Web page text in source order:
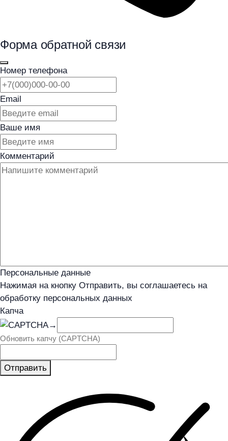
Форма обратной связи
Номер телефона
Email
Ваше имя
Комментарий
Персональные данные
Нажимая на кнопку Отправить, вы соглашаетесь на
обработку персональных данных
Капча
→
Обновить капчу (CAPTCHA)
Отправить